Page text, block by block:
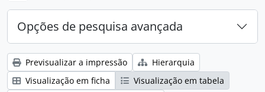
Opções de pesquisa avançada
Previsualizar a impressão
Hierarquia
Visualização em ficha
Visualização em tabela